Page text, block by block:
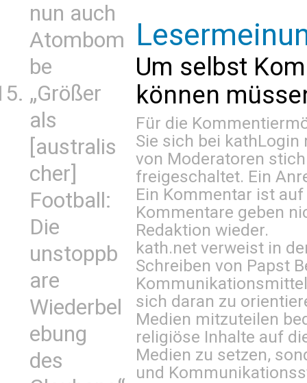
nun auch
Atombom
be
„Größer
als
[australis
cher]
Football:
Die
unstoppb
are
Wiederbel
ebung
des
Um selbst
können
Für die
Sie sich bei kathLogin
von Moderatoren
freigeschaltet. Ein
Ein Kommentar ist
Kommentare geben
Redaktion wieder.
kath.net verweist in
Schreiben von Papst
sich daran zu
Medien mitzuteilen
religiöse Inhalte auf
Medien zu setzen,
und